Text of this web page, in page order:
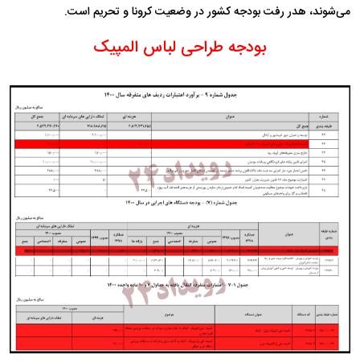
می‌شوند، هدر رفت بودجه کشور در وضعیت کرونا و تحریم است.
بودجه طراحی لباس المپیک